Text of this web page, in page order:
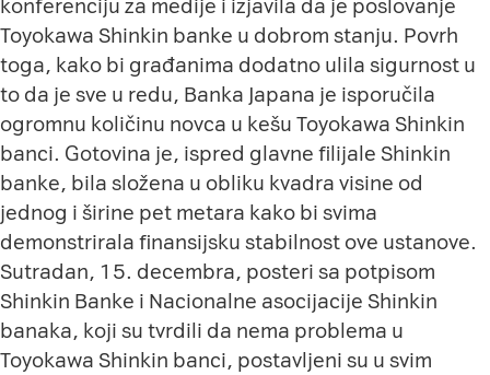
konferenciju za medije i izjavila da je poslovanje
Toyokawa Shinkin banke u dobrom stanju. Povrh
toga, kako bi građanima dodatno ulila sigurnost u
to da je sve u redu, Banka Japana je isporučila
ogromnu količinu novca u kešu Toyokawa Shinkin
banci. Gotovina je, ispred glavne filijale Shinkin
banke, bila složena u obliku kvadra visine od
jednog i širine pet metara kako bi svima
demonstrirala finansijsku stabilnost ove ustanove.
Sutradan, 15. decembra, posteri sa potpisom
Shinkin Banke i Nacionalne asocijacije Shinkin
banaka, koji su tvrdili da nema problema u
Toyokawa Shinkin banci, postavljeni su u svim